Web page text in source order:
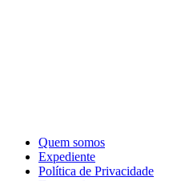
Quem somos
Expediente
Política de Privacidade